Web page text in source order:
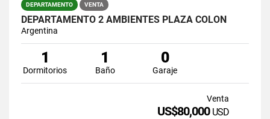
DEPARTAMENTO VENTA
DEPARTAMENTO 2 AMBIENTES PLAZA COLON
Argentina
1
Dormitorios
1
Baño
0
Garaje
Venta
US$80,000 USD